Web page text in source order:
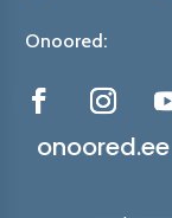
Onoored:
onoored.ee